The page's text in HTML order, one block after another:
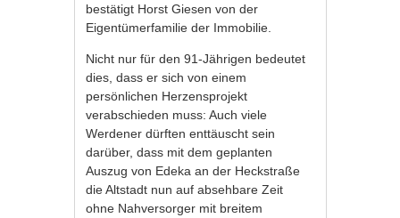
bestätigt Horst Giesen von der
Eigentümerfamilie der Immobilie.
Nicht nur für den 91-Jährigen bedeutet
dies, dass er sich von einem
persönlichen Herzensprojekt
verabschieden muss: Auch viele
Werdener dürften enttäuscht sein
darüber, dass mit dem geplanten
Auszug von Edeka an der Heckstraße
die Altstadt nun auf absehbare Zeit
ohne Nahversorger mit breitem